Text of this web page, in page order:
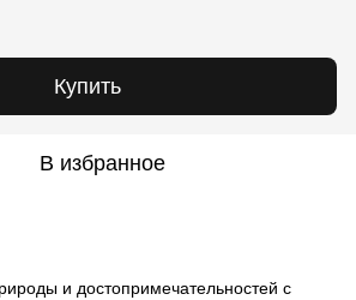
Купить
В избранное
и достопримечательностей с